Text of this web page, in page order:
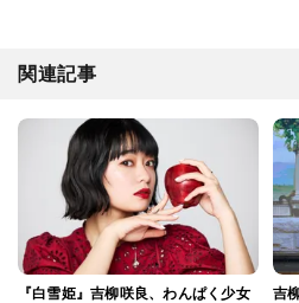
関連記事
『白雪姫』吉柳咲良、わんぱく少女
吉